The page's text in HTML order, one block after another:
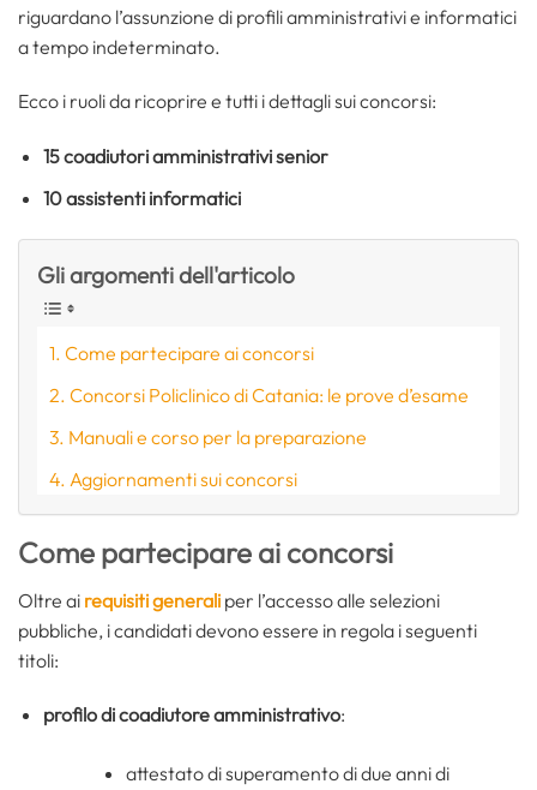
riguardano l’assunzione di profili amministrativi e informatici
a tempo indeterminato.
Ecco i ruoli da ricoprire e tutti i dettagli sui concorsi:
15 coadiutori amministrativi senior
10 assistenti informatici
Gli argomenti dell'articolo
Come partecipare ai concorsi
Concorsi Policlinico di Catania: le prove d’esame
Manuali e corso per la preparazione
Aggiornamenti sui concorsi
Come partecipare ai concorsi
Oltre ai requisiti generali per l’accesso alle selezioni
pubbliche, i candidati devono essere in regola i seguenti
titoli:
profilo di coadiutore amministrativo:
attestato di superamento di due anni di